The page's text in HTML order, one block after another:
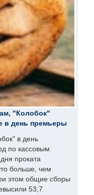
"Колобок"
в день премьеры
в день
по кассовым
проката
больше, чем
этом общие сборы
53,7